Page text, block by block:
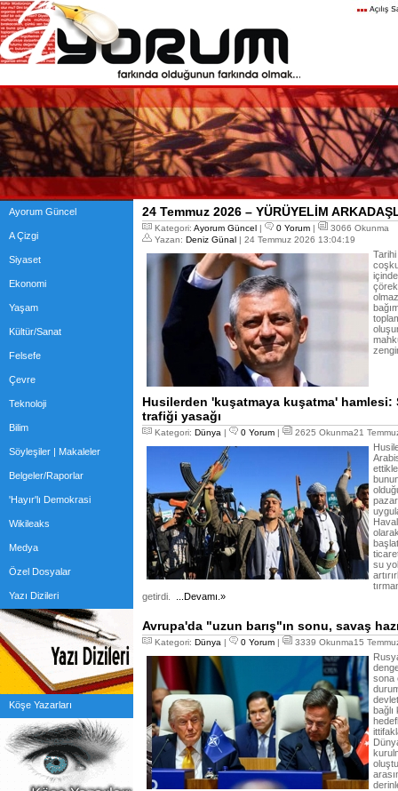
Ayorum Güncel
A Çizgi
Siyaset
Ekonomi
Yaşam
Kültür/Sanat
Felsefe
Çevre
Teknoloji
Bilim
Söyleşiler | Makaleler
Belgeler/Raporlar
'Hayır'lı Demokrasi
Wikileaks
Medya
Özel Dosyalar
Yazı Dizileri
Köşe Yazarları
24 Temmuz 2026 – YÜRÜYELİM
Kategori: Ayorum Güncel | 0 Yorum |
3066 Okunma
Yazan: Deniz Günal | 24 Temmuz 2026 13:04:19
Husilerden 'kuşatmaya kuşatma'
trafiği yasağı
Kategori: Dünya | 0 Yorum | 2625 Okunma21
su
getirdi.
...Devamı.»
Avrupa'da "uzun barış"ın sonu, savaş
Kategori: Dünya | 0 Yorum | 3339 Okunma15
sona
bağlı